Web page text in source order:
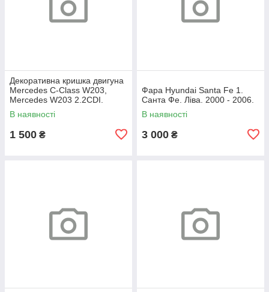
Декоративна кришка двигуна
Mercedes C-Class W203,
Mercedes W203 2.2CDI.
A6460100467.
В наявності
1 500 ₴
Фара Hyundai Santa Fe 1.
Санта Фе. Ліва. 2000 - 2006.
В наявності
3 000 ₴